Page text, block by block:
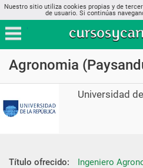
Nuestro sitio utiliza cookies propias y de
de usuario. Si continúas
Agronomia
Universidad
Título ofrecido:
Ingeniero